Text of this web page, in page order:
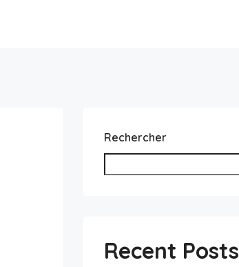
Rechercher
Recent Posts